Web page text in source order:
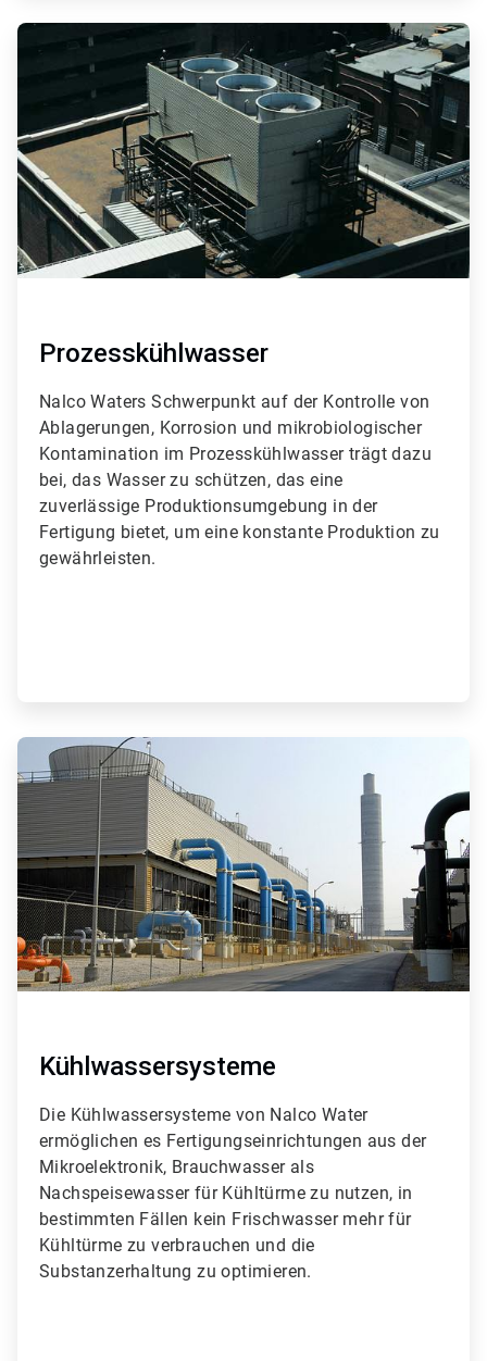
ArticleTile
Prozesskühlwasser
Nalco Waters Schwerpunkt auf der Kontrolle von
Ablagerungen, Korrosion und mikrobiologischer
Kontamination im Prozesskühlwasser trägt dazu
bei, das Wasser zu schützen, das eine
zuverlässige Produktionsumgebung in der
Fertigung bietet, um eine konstante Produktion zu
gewährleisten.
ArticleTile
von
9
Kühlwassersysteme
Die Kühlwassersysteme von Nalco Water
ermöglichen es Fertigungseinrichtungen aus der
Mikroelektronik, Brauchwasser als
Nachspeisewasser für Kühltürme zu nutzen, in
bestimmten Fällen kein Frischwasser mehr für
Kühltürme zu verbrauchen und die
Substanzerhaltung zu optimieren.